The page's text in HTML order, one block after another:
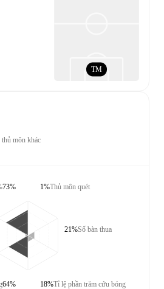
TM
thủ môn khác
73%
64%
Thủ môn quét
1%
Số bàn thua
21%
Tỉ lệ phần trăm cứu bóng
18%